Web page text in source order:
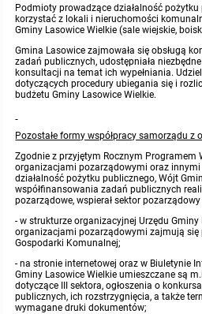
Podmioty prowadzące działalność
korzystać z lokali i nieruchomości
Gminy Lasowice Wielkie (sale wiejskie,
Gmina Lasowice zajmowała się obsługą
zadań publicznych, udostępniała
konsultacji na temat ich wypełniania.
dotyczących procedury ubiegania się i
budżetu Gminy Lasowice Wielkie.
Pozostałe formy współpracy samorządu
Zgodnie z przyjętym Rocznym Programem
organizacjami pozarządowymi oraz
działalność pożytku publicznego, Wójt
współfinansowania zadań publicznych
pozarządowe, wspierał sektor
- w strukturze organizacyjnej Urzędu Gminy
organizacjami pozarządowymi zajmują się
Gospodarki Komunalnej;
- na stronie internetowej oraz w Biuletynie
Gminy Lasowice Wielkie umieszczane są
dotyczące III sektora, ogłoszenia o
publicznych, ich rozstrzygnięcia, a także
wymagane druki dokumentów;